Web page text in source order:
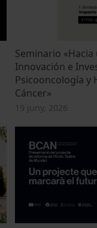
Seminario
Innovación e
Psicooncología y
Cáncer»
19 juny, 2026